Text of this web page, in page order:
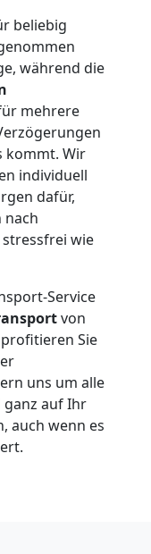
beliebig
während die
mehrere
kommt. Wir
individuell
dafür,
nach
wie
Service
von
Sie
uns um alle
ganz auf Ihr
auch wenn es